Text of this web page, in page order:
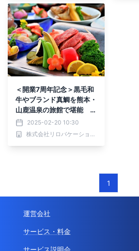
＜開業7周年記念＞黒毛和
牛やブランド真鯛を熊本・
山鹿温泉の旅館で堪能 7
周年記念特別プラン販売開
始｜2025年2月20日～
2025-02-20 10:30
株式会社リロバケーションズ
1
運営会社
サービス・料金
サービス説明会